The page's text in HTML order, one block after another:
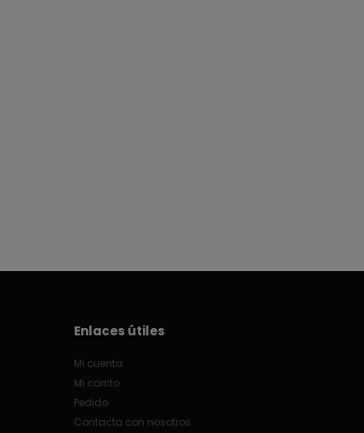
Enlaces útiles
Mi cuenta
Mi carrito
Pedido
Contacta con nosotros